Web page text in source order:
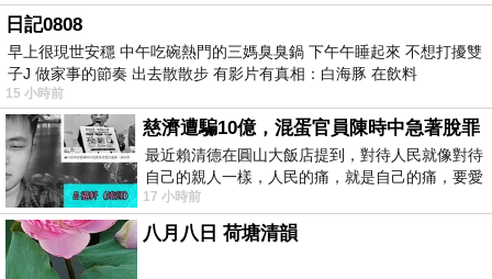
日記0808
早上很現世安穩 中午吃碗熱門的三媽臭臭鍋 下午午睡起來 不想打擾雙
子J 做家事的節奏 出去散散步 有影片有真相：白海豚 在飲料
15 小時前
慈濟遭騙10億，混蛋官員陳時中急著脫罪
最近賴清德在圓山大飯店提到，對待人民就像對待
自己的親人一樣，人民的痛，就是自己的痛，要愛
民如親，說的這麼好聽，實際上根本沒做
17 小時前
八月八日 荷塘清韻